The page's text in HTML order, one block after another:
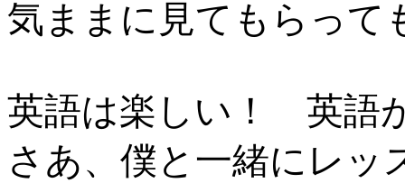
気ままに見てもらって
英語は楽しい！ 英語
さあ、僕と一緒にレッ